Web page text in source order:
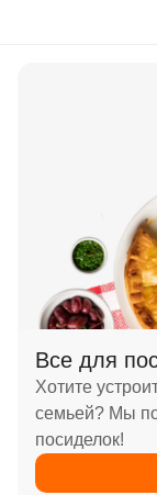
Все для
Хотите
семьей? Мы
посиделок!